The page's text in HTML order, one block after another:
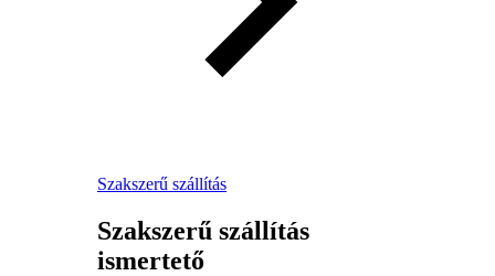
Szakszerű szállítás
Szakszerű szállítás
ismertető